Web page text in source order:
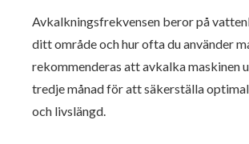
Avkalkningsfrekvensen beror på
ditt område och hur ofta du använder
rekommenderas att avkalka maskinen
tredje månad för att säkerställa
och livslängd.